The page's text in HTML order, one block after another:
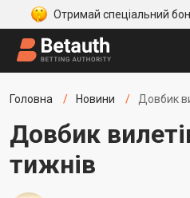
Отримай спеціальний
Головна Новини Довбик
Довбик
тижнів